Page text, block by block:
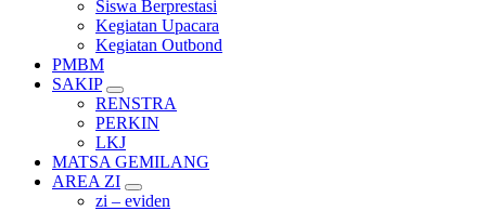
Siswa Berprestasi
Kegiatan Upacara
Kegiatan Outbond
PMBM
SAKIP
RENSTRA
PERKIN
LKJ
MATSA GEMILANG
AREA ZI
zi – eviden